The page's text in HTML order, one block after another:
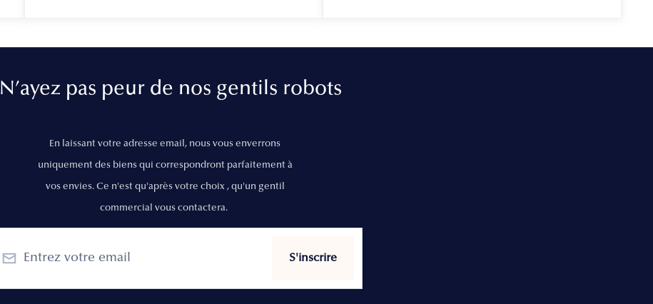
N’ayez pas peur de nos gentils robots
En laissant votre adresse email, nous vous enverrons
uniquement des biens qui correspondront parfaitement à
vos envies. Ce n'est qu'après votre choix , qu'un gentil
commercial vous contactera.